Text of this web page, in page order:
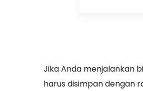
Jika Anda menjalankan
harus disimpan dengan